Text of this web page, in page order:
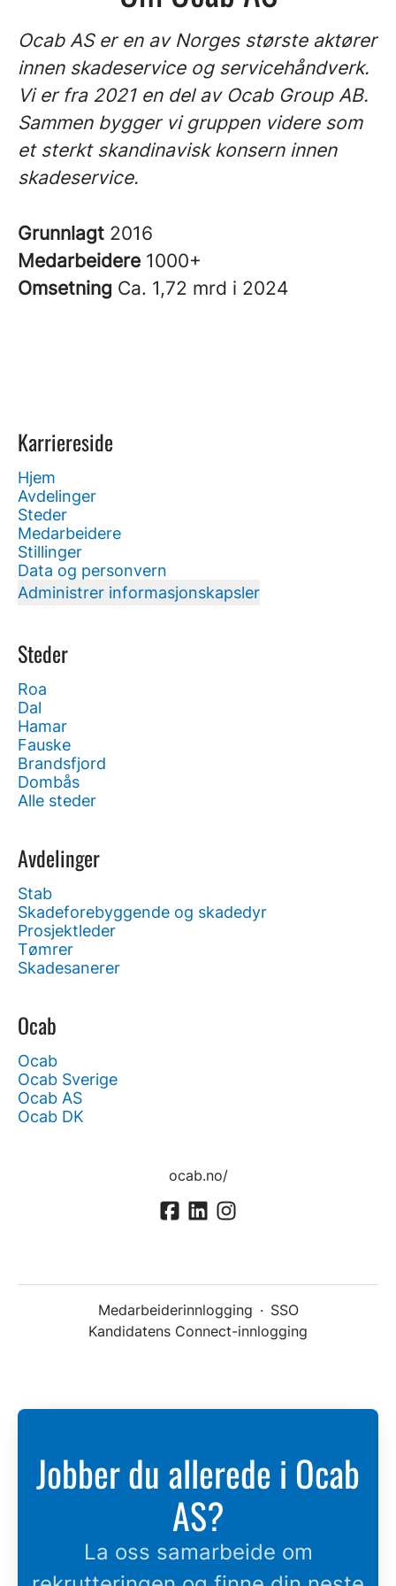
Ocab AS er en av Norges største aktører
innen skadeservice og servicehåndverk.
Vi er fra 2021 en del av Ocab Group AB.
Sammen bygger vi gruppen videre som
et sterkt skandinavisk konsern innen
skadeservice.
Grunnlagt 2016
Medarbeidere 1000+
Omsetning Ca. 1,72 mrd i 2024
Karriereside
Hjem
Avdelinger
Steder
Medarbeidere
Stillinger
Data og personvern
Administrer informasjonskapsler
Steder
Roa
Dal
Hamar
Fauske
Brandsfjord
Dombås
Alle steder
Avdelinger
Stab
Skadeforebyggende og skadedyr
Prosjektleder
Tømrer
Skadesanerer
Ocab
Ocab
Ocab Sverige
Ocab AS
Ocab DK
ocab.no/
Medarbeiderinnlogging · SSO
Kandidatens Connect-innlogging
Jobber du allerede i Ocab
AS?
La oss samarbeide om